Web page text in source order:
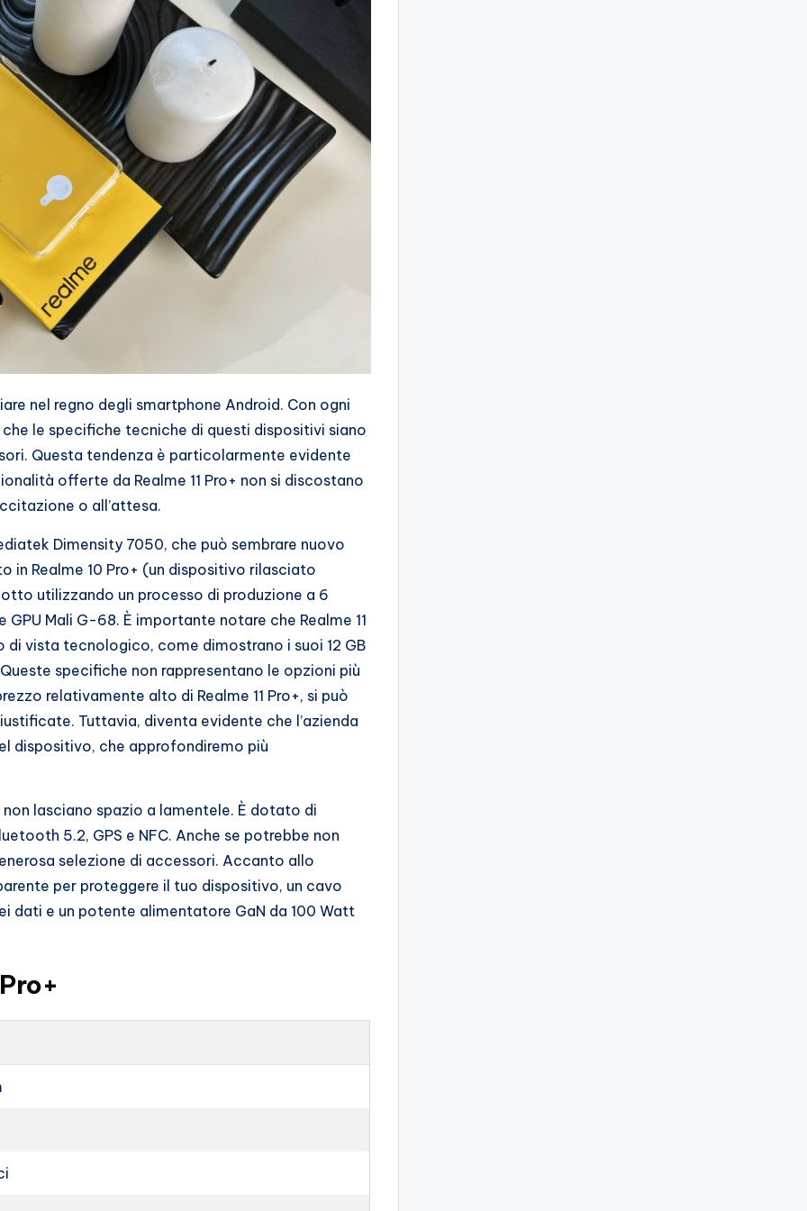
nel regno degli smartphone Android. Con ogni
che le specifiche tecniche di questi dispositivi siano
Questa tendenza è particolarmente evidente
offerte da Realme 11 Pro+ non si discostano
o all’attesa.
Dimensity 7050, che può sembrare nuovo
in Realme 10 Pro+ (un dispositivo rilasciato
utilizzando un processo di produzione a 6
Mali G-68. È importante notare che Realme 11
vista tecnologico, come dimostrano i suoi 12 GB
Queste specifiche non rappresentano le opzioni più
relativamente alto di Realme 11 Pro+, si può
Tuttavia, diventa evidente che l’azienda
dispositivo, che approfondiremo più
lasciano spazio a lamentele. È dotato di
5.2, GPS e NFC. Anche se potrebbe non
selezione di accessori. Accanto allo
per proteggere il tuo dispositivo, un cavo
dati e un potente alimentatore GaN da 100 Watt